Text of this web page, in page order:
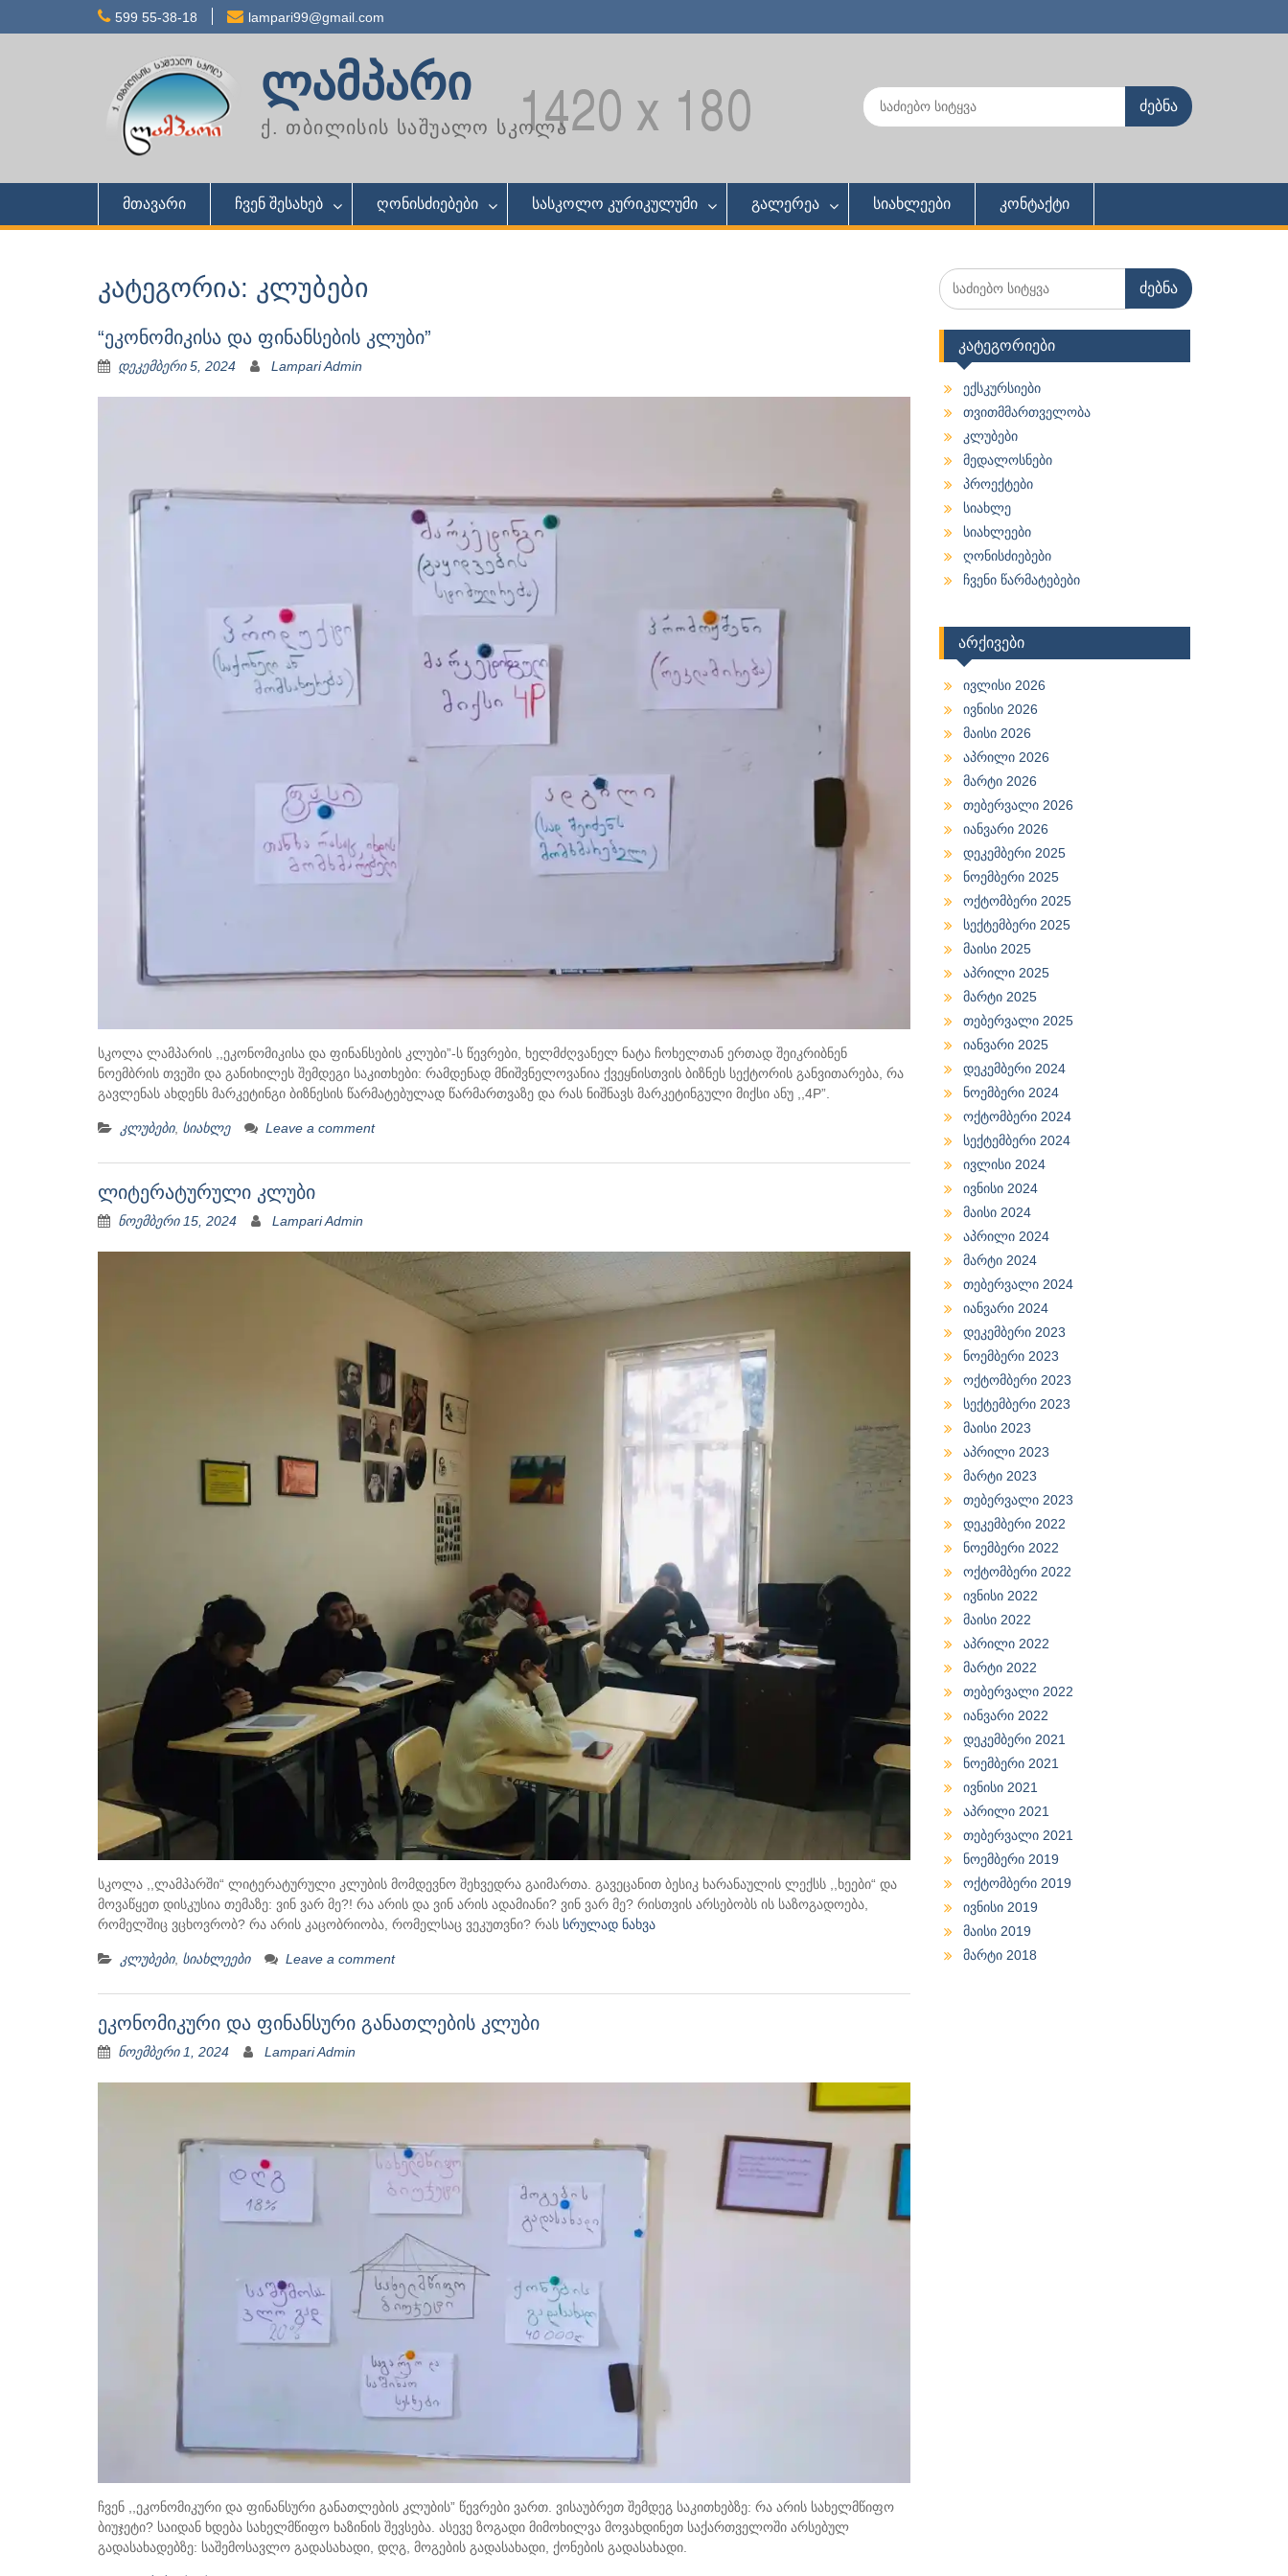
599 55-38-18 lampari99@gmail.com
ლამპარი
ქ. თბილისის საშუალო სკოლა
Search
for:
მთავარი ჩვენ შესახებ ღონისძიებები სასკოლო კურიკულუმი გალერეა სიახლეები კონტაქტი
კატეგორია: კლუბები
“ეკონომიკისა და ფინანსების კლუბი”
დეკემბერი 5, 2024 Lampari Admin
სკოლა ლამპარის ,,ეკონომიკისა და ფინანსების კლუბი”-ს წევრები, ხელმძღვანელ ნატა ჩოხელთან ერთად შეიკრიბნენ
ნოემბრის თვეში და განიხილეს შემდეგი საკითხები: რამდენად მნიშვნელოვანია ქვეყნისთვის ბიზნეს სექტორის განვითარება, რა
გავლენას ახდენს მარკეტინგი ბიზნესის წარმატებულად წარმართვაზე და რას ნიშნავს მარკეტინგული მიქსი ანუ ,,4P”.
კლუბები, სიახლე Leave a comment
ლიტერატურული კლუბი
ნოემბერი 15, 2024 Lampari Admin
სკოლა ,,ლამპარში“ ლიტერატურული კლუბის მომდევნო შეხვედრა გაიმართა. გავეცანით ბესიკ ხარანაულის ლექსს ,,ხეები“ და
მოვაწყეთ დისკუსია თემაზე: ვინ ვარ მე?! რა არის და ვინ არის ადამიანი? ვინ ვარ მე? რისთვის არსებობს ის საზოგადოება,
რომელშიც ვცხოვრობ? რა არის კაცობრიობა, რომელსაც ვეკუთვნი? რას სრულად ნახვა
კლუბები, სიახლეები Leave a comment
ეკონომიკური და ფინანსური განათლების კლუბი
ნოემბერი 1, 2024 Lampari Admin
ჩვენ ,,ეკონომიკური და ფინანსური განათლების კლუბის” წევრები ვართ. ვისაუბრეთ შემდეგ საკითხებზე: რა არის სახელმწიფო
ბიუჯეტი? საიდან ხდება სახელმწიფო ხაზინის შევსება. ასევე ზოგადი მიმოხილვა მოვახდინეთ საქართველოში არსებულ
გადასახადებზე: საშემოსავლო გადასახადი, დღგ, მოგების გადასახადი, ქონების გადასახადი.
Search
for:
კატეგორიები
ექსკურსიები
თვითმმართველობა
კლუბები
მედალოსნები
პროექტები
სიახლე
სიახლეები
ღონისძიებები
ჩვენი წარმატებები
არქივები
ივლისი 2026
ივნისი 2026
მაისი 2026
აპრილი 2026
მარტი 2026
თებერვალი 2026
იანვარი 2026
დეკემბერი 2025
ნოემბერი 2025
ოქტომბერი 2025
სექტემბერი 2025
მაისი 2025
აპრილი 2025
მარტი 2025
თებერვალი 2025
იანვარი 2025
დეკემბერი 2024
ნოემბერი 2024
ოქტომბერი 2024
სექტემბერი 2024
ივლისი 2024
ივნისი 2024
მაისი 2024
აპრილი 2024
მარტი 2024
თებერვალი 2024
იანვარი 2024
დეკემბერი 2023
ნოემბერი 2023
ოქტომბერი 2023
სექტემბერი 2023
მაისი 2023
აპრილი 2023
მარტი 2023
თებერვალი 2023
დეკემბერი 2022
ნოემბერი 2022
ოქტომბერი 2022
ივნისი 2022
მაისი 2022
აპრილი 2022
მარტი 2022
თებერვალი 2022
იანვარი 2022
დეკემბერი 2021
ნოემბერი 2021
ივნისი 2021
აპრილი 2021
თებერვალი 2021
ნოემბერი 2019
ოქტომბერი 2019
ივნისი 2019
მაისი 2019
მარტი 2018